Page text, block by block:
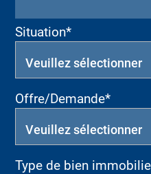
Situation*
Offre/Demande*
Type de bien